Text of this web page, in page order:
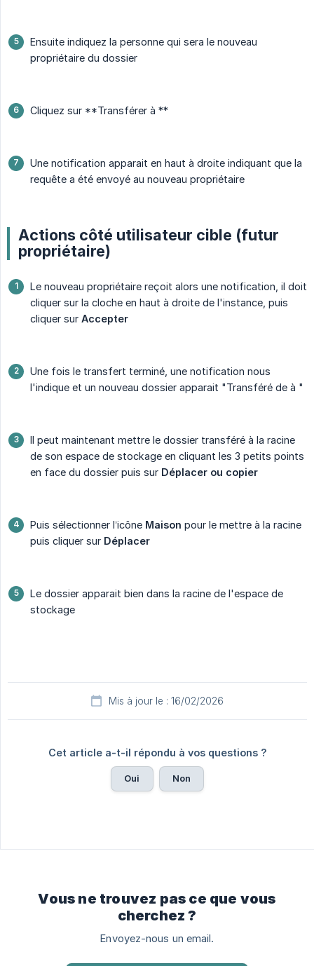
Ensuite indiquez la personne qui sera le nouveau
propriétaire du dossier
Cliquez sur **Transférer à **
Une notification apparait en haut à droite indiquant que la
requête a été envoyé au nouveau propriétaire
Actions côté utilisateur cible (futur
propriétaire)
Le nouveau propriétaire reçoit alors une notification, il doit
cliquer sur la cloche en haut à droite de l'instance, puis
cliquer sur Accepter
Une fois le transfert terminé, une notification nous
l'indique et un nouveau dossier apparait "Transféré de à "
Il peut maintenant mettre le dossier transféré à la racine
de son espace de stockage en cliquant les 3 petits points
en face du dossier puis sur Déplacer ou copier
Puis sélectionner l’icône Maison pour le mettre à la racine
puis cliquer sur Déplacer
Le dossier apparait bien dans la racine de l'espace de
stockage
Mis à jour le : 16/02/2026
Cet article a-t-il répondu à vos questions ?
Oui Non
Vous ne trouvez pas ce que vous
cherchez ?
Envoyez-nous un email.